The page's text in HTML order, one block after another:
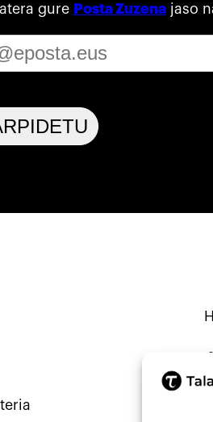
gure Posta Zuzena jaso
· ERALDATU ·